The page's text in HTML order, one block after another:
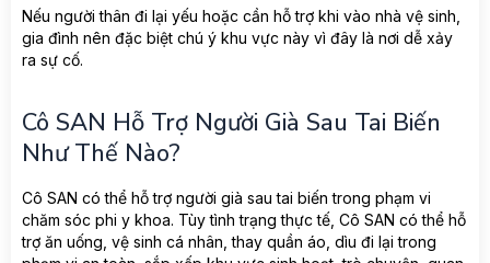
Nếu người thân đi lại yếu hoặc cần hỗ trợ khi vào nhà vệ sinh,
gia đình nên đặc biệt chú ý khu vực này vì đây là nơi dễ xảy
ra sự cố.
Cô SAN Hỗ Trợ Người Già Sau Tai Biến
Như Thế Nào?
Cô SAN có thể hỗ trợ người già sau tai biến trong phạm vi
chăm sóc phi y khoa. Tùy tình trạng thực tế, Cô SAN có thể hỗ
trợ ăn uống, vệ sinh cá nhân, thay quần áo, dìu đi lại trong